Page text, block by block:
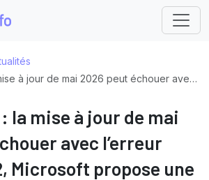
2026 peut échouer avec l’erreur 0x800f0922, Microsoft propose une solution
la mise à jour de mai
avec l’erreur
Microsoft propose une